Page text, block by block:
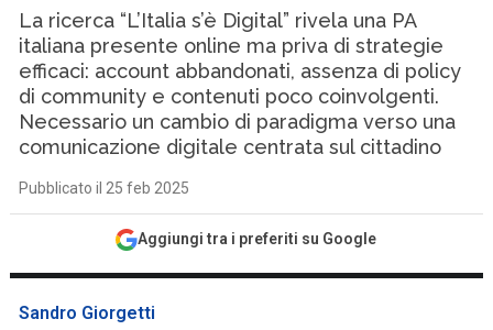
La ricerca “L’Italia s’è Digital” rivela una PA
italiana presente online ma priva di strategie
efficaci: account abbandonati, assenza di policy
di community e contenuti poco coinvolgenti.
Necessario un cambio di paradigma verso una
comunicazione digitale centrata sul cittadino
Pubblicato il 25 feb 2025
Aggiungi tra i preferiti su Google
Sandro Giorgetti